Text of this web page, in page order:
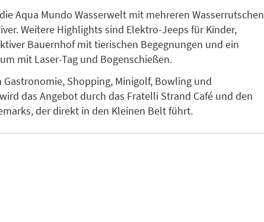
Aqua Mundo Wasserwelt mit mehreren Wasserrutschen
Weitere Highlights sind Elektro-Jeeps für Kinder,
Bauernhof mit tierischen Begegnungen und ein
mit Laser-Tag und Bogenschießen.
Shopping, Minigolf, Bowling und
das Angebot durch das Fratelli Strand Café und den
der direkt in den Kleinen Belt führt.